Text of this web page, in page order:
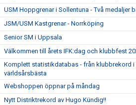
USM Hoppgrenar i Sollentuna - Två medaljer
JSM/USM Kastgrenar - Norrköping
Senior SM i Uppsala
Välkommen till årets IFK:dag och klubbfest
Komplett statistikdatabas - från klubbrekord i
världsårsbästa
Webshoppen öppnar på måndag
Nytt Distriktrekord av Hugo Kündig!!